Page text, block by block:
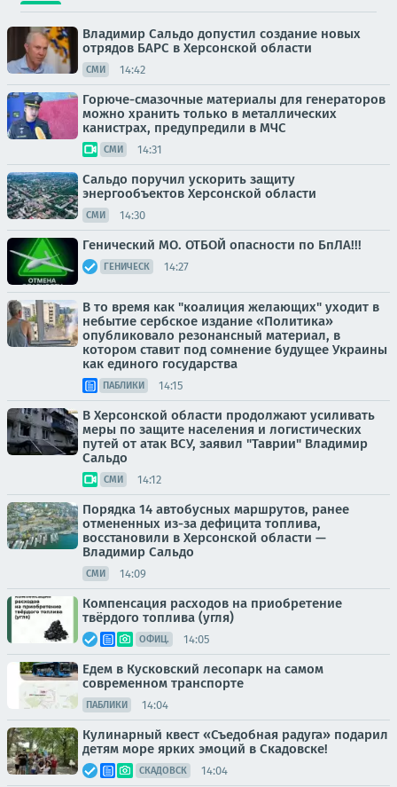
Владимир Сальдо допустил создание новых
отрядов БАРС в Херсонской области
СМИ 14:42
Горюче-смазочные материалы для генераторов
можно хранить только в металлических
канистрах, предупредили в МЧС
СМИ 14:31
Сальдо поручил ускорить защиту
энергообъектов Херсонской области
СМИ 14:30
Генический МО. ОТБОЙ опасности по БпЛА!!!
ГЕНИЧЕСК 14:27
В то время как "коалиция желающих" уходит в
небытие сербское издание «Политика»
опубликовало резонансный материал, в
котором ставит под сомнение будущее Украины
как единого государства
ПАБЛИКИ 14:15
В Херсонской области продолжают усиливать
меры по защите населения и логистических
путей от атак ВСУ, заявил "Таврии" Владимир
Сальдо
СМИ 14:12
Порядка 14 автобусных маршрутов, ранее
отмененных из-за дефицита топлива,
восстановили в Херсонской области —
Владимир Сальдо
СМИ 14:09
Компенсация расходов на приобретение
твёрдого топлива (угля)
ОФИЦ. 14:05
Едем в Кусковский лесопарк на самом
современном транспорте
ПАБЛИКИ 14:04
Кулинарный квест «Съедобная радуга» подарил
детям море ярких эмоций в Скадовске!
СКАДОВСК 14:04